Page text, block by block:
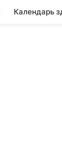
Календарь